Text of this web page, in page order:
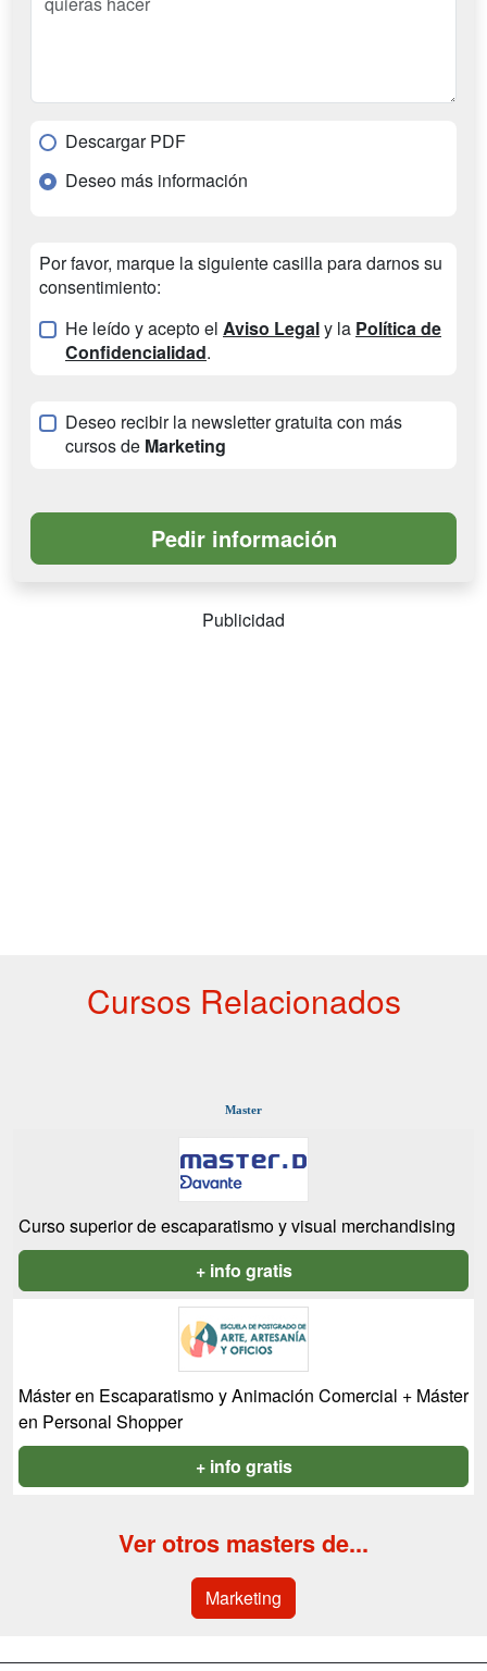
Descargar PDF
Deseo más información
Por favor, marque la siguiente casilla para darnos su
consentimiento:
He leído y acepto el Aviso Legaly la Política de
Confidencialidad.
Deseo recibir la newsletter gratuita con más
cursos de Marketing
Publicidad
Cursos Relacionados
Master
Curso superior de escaparatismo y visual merchandising
+ info gratis
Máster en Escaparatismo y Animación Comercial + Máster
en Personal Shopper
+ info gratis
Ver otros masters de...
Marketing